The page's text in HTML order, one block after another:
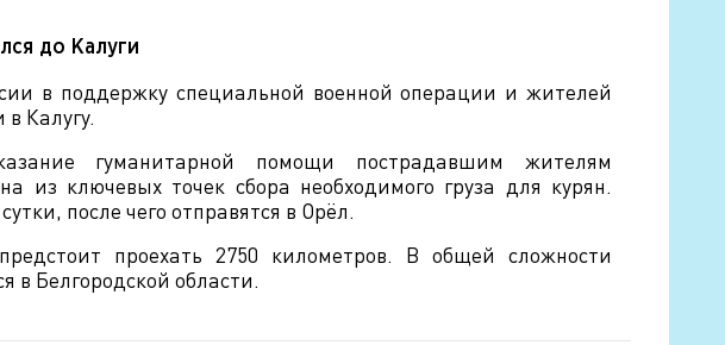
до Калуги
в поддержку специальной военной операции и жителей
Калугу.
гуманитарной помощи пострадавшим жителям
из ключевых точек сбора необходимого груза для курян.
после чего отправятся в Орёл.
проехать 2750 километров. В общей сложности
в Белгородской области.